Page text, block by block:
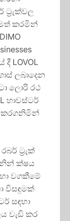
ට්‍රැක්වල
කරමින්
LOVOL
ලබාදෙන
ලොරි රථ
හාවස්ටර්
කරගනිමින්
ට්‍රැක්
ක්ෂය
වගකීමේ
විසඳුමක්
සඳහා
වැඩි කර